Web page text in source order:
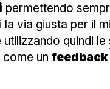
permettendo
la via giusta per il
quindi le
come un feedback